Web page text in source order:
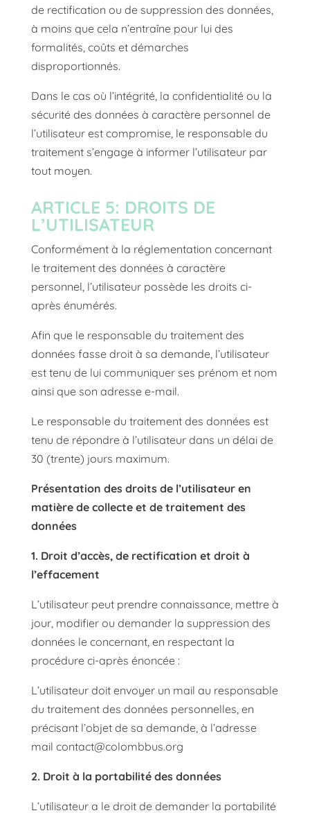
de rectification ou de suppression des données,
à moins que cela n’entraîne pour lui des
formalités, coûts et démarches
disproportionnés.
Dans le cas où l’intégrité, la confidentialité ou la
sécurité des données à caractère personnel de
l’utilisateur est compromise, le responsable du
traitement s’engage à informer l’utilisateur par
tout moyen.
ARTICLE 5: DROITS DE
L’UTILISATEUR
Conformément à la réglementation concernant
le traitement des données à caractère
personnel, l’utilisateur possède les droits ci-
après énumérés.
Afin que le responsable du traitement des
données fasse droit à sa demande, l’utilisateur
est tenu de lui communiquer ses prénom et nom
ainsi que son adresse e-mail.
Le responsable du traitement des données est
tenu de répondre à l’utilisateur dans un délai de
30 (trente) jours maximum.
Présentation des droits de l’utilisateur en
matière de collecte et de traitement des
données
1. Droit d’accès, de rectification et droit à
l’effacement
L’utilisateur peut prendre connaissance, mettre à
jour, modifier ou demander la suppression des
données le concernant, en respectant la
procédure ci-après énoncée :
L’utilisateur doit envoyer un mail au responsable
du traitement des données personnelles, en
précisant l’objet de sa demande, à l’adresse
mail contact@colombbus.org
2. Droit à la portabilité des données
L’utilisateur a le droit de demander la portabilité